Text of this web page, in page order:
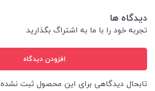
دیدگاه ها
تجربه خود را با ما به اشتراگ بگذارید
افزودن دیدگاه
تابحال دیدگاهی برای این محصول ثبت نشده